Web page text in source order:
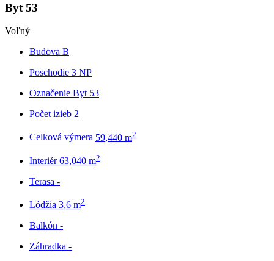
Byt 53
Voľný
Budova B
Poschodie 3 NP
Označenie Byt 53
Počet izieb 2
Celková výmera 59,440 m2
Interiér63,040 m2
Terasa -
Lódžia 3,6 m2
Balkón -
Záhradka -